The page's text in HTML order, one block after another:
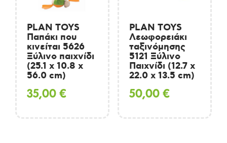
PLAN TOYS
Παπάκι που
κινείται 5626
Ξύλινο παιχνίδι
(25.1 x 10.8 x
56.0 cm)
35,00€
PLAN TOYS
Λεωφορειάκι
ταξινόμησης
5121 Ξύλινο
Παιχνίδι (12.7 x
22.0 x 13.5 cm)
50,00€